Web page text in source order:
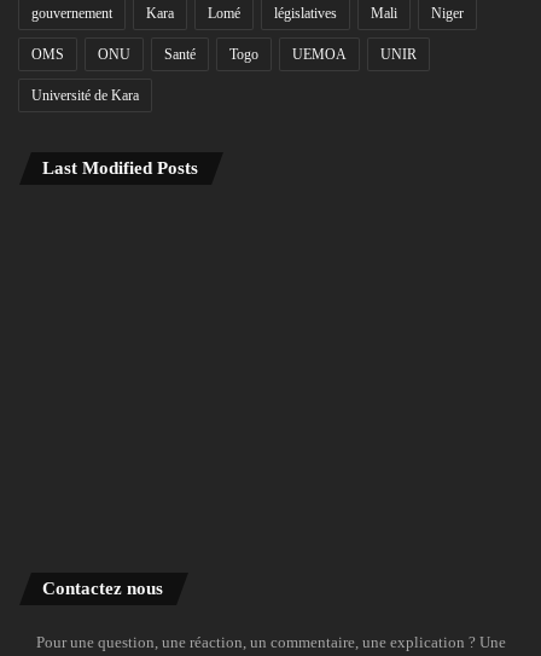
gouvernement Kara Lomé législatives Mali Niger
OMS ONU Santé Togo UEMOA UNIR
Université de Kara
Last Modified Posts
Contactez nous
Pour une question, une réaction, un commentaire, une explication ? Une